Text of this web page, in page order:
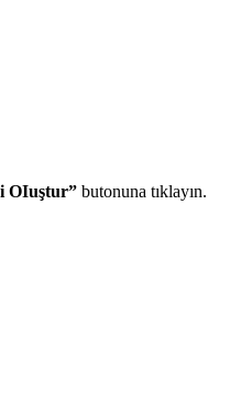
OIuştur” butonuna tıklayın.